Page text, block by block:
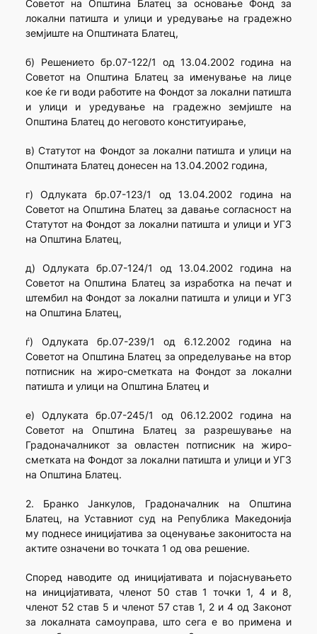
Советот на Општина Блатец за основање Фонд за
локални патишта и улици и уредување на градежно
земјиште на Општината Блатец,
б) Решението бр.07-122/1 од 13.04.2002 година на
Советот на Општина Блатец за именување на лице
кое ќе ги води работите на Фондот за локални патишта
и улици и уредување на градежно земјиште на
Општина Блатец до неговото конституирање,
в) Статутот на Фондот за локални патишта и улици на
Општината Блатец донесен на 13.04.2002 година,
г) Одлуката бр.07-123/1 од 13.04.2002 година на
Советот на Општина Блатец за давање согласност на
Статутот на Фондот за локални патишта и улици и УГЗ
на Општина Блатец,
д) Одлуката бр.07-124/1 од 13.04.2002 година на
Советот на Општина Блатец за изработка на печат и
штембил на Фондот за локални патишта и улици и УГЗ
на Општина Блатец,
ѓ) Одлуката бр.07-239/1 од 6.12.2002 година на
Советот на Општина Блатец за определување на втор
потписник на жиро-сметката на Фондот за локални
патишта и улици на Општина Блатец и
е) Одлуката бр.07-245/1 од 06.12.2002 година на
Советот на Општина Блатец за разрешување на
Градоначалникот за овластен потписник на жиро-
сметката на Фондот за локални патишта и улици и УГЗ
на Општина Блатец.
2. Бранко Јанкулов, Градоначалник на Општина
Блатец, на Уставниот суд на Република Македонија
му поднесе иницијатива за оценување законитоста на
актите означени во точката 1 од ова решение.
Според наводите од иницијативата и појаснувањето
на иницијативата, членот 50 став 1 точки 1, 4 и 8,
членот 52 став 5 и членот 57 став 1, 2 и 4 од Законот
за локалната самоуправа, што сега е во примена и